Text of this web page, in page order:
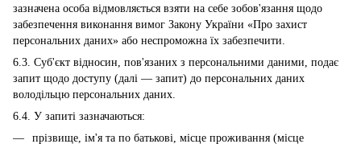
зазначена особа відмовляється взяти на себе зобов'язання щодо
забезпечення виконання вимог Закону України «Про захист
персональних даних» або неспроможна їх забезпечити.
6.3. Суб'єкт відносин, пов'язаних з персональними даними, подає
запит щодо доступу (далі — запит) до персональних даних
володільцю персональних даних.
6.4. У запиті зазначаються:
прізвище, ім'я та по батькові, місце проживання (місце